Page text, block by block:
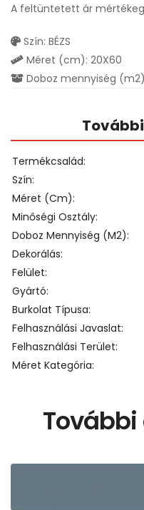
A feltüntetett ár
Szín: BÉZS
Méret (cm): 20X60
Doboz mennyiség
Termékcsalád
Szín
Méret (cm)
Minőségi Osztály
Doboz Mennyiség (m2)
Dekorálás
Felület
Gyártó
Burkolat Típusa
Felhasználási Javaslat
Felhasználási Terület
Méret Kategória